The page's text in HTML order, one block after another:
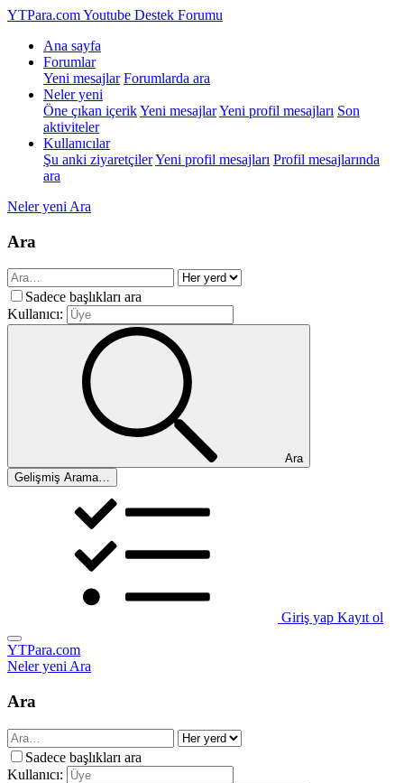
YTPara.comYoutube Destek Forumu
Ana sayfa
Forumlar
Yeni mesajlar Forumlarda ara
Neler yeni
Öne çıkan içerikYeni mesajlarYeni profil mesajları Son
aktiviteler
Kullanıcılar
Şu anki ziyaretçilerYeni profil mesajları Profil mesajlarında
ara
Neler yeni Ara
Ara
Sadece başlıkları ara
Kullanıcı:
Ara
Gelişmiş Arama…
Giriş yap Kayıt ol
YTPara.com
Neler yeniAra
Ara
Sadece başlıkları ara
Kullanıcı: